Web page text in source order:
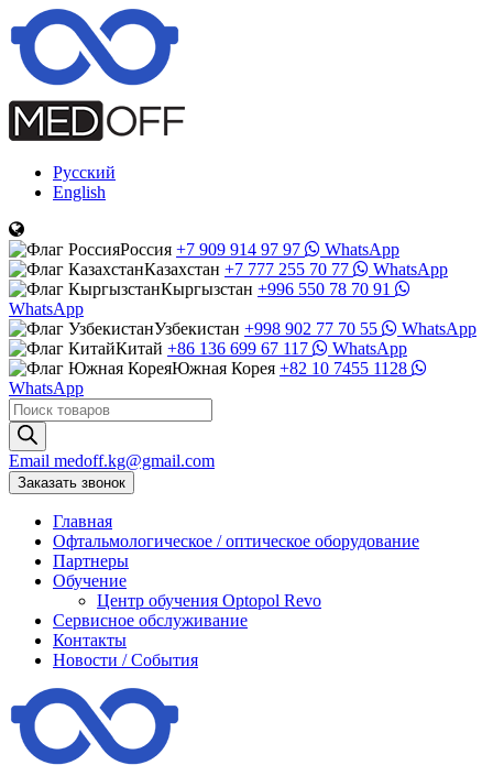
Русский
English
Россия +7 909 914 97 97
WhatsApp
Казахстан +7 777 255 70 77
WhatsApp
Кыргызстан +996 550 78 70 91
WhatsApp
Узбекистан +998 902 77 70 55
WhatsApp
Китай +86 136 699 67 117
WhatsApp
Южная Корея +82 10 7455 1128
WhatsApp
Поиск
товаров
Email medoff.kg@gmail.com
Заказать звонок
Главная
Офтальмологическое / оптическое оборудование
Партнеры
Обучение
Центр обучения Оptopol Revo
Сервисное обслуживание
Контакты
Новости / События